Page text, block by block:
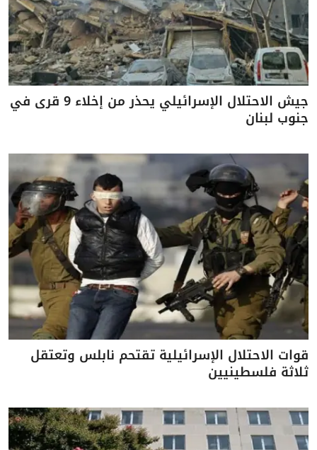
جيش الاحتلال الإسرائيلي يحذر من إخلاء 9 قرى في
جنوب لبنان
قوات الاحتلال الإسرائيلية تقتحم نابلس وتعتقل
ثلاثة فلسطينيين